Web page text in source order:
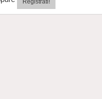
Registrati!